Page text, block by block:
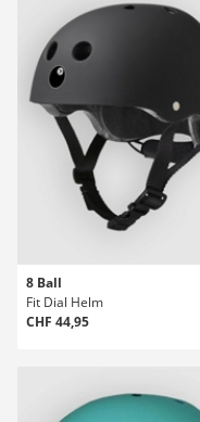
8 Ball
Fit Dial Helm
CHF 44,95